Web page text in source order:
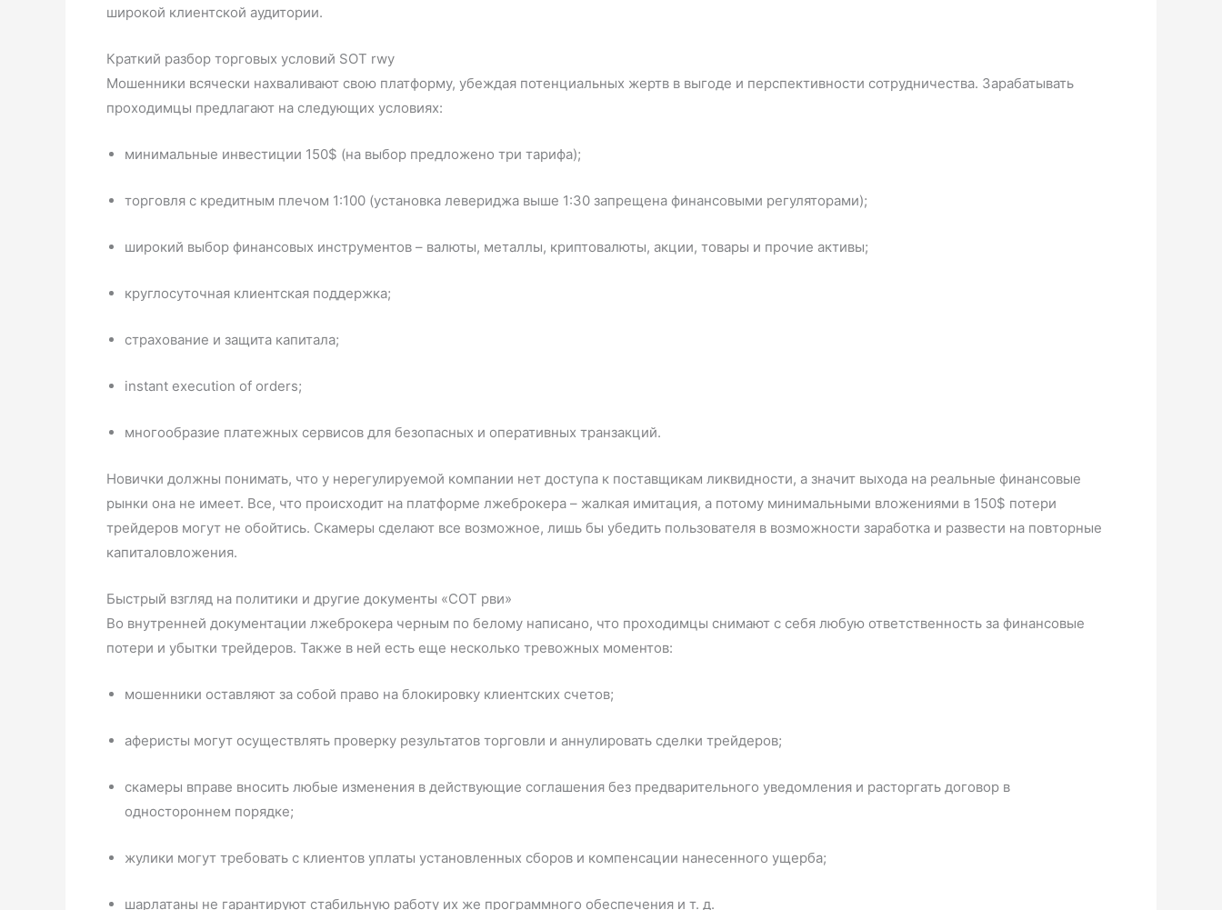
широкой клиентской аудитории.
Краткий разбор торговых условий SOT rwy
Мошенники всячески нахваливают свою платформу, убеждая потенциальных жертв в выгоде и перспективности сотрудничества. Зарабатывать
проходимцы предлагают на следующих условиях:
минимальные инвестиции 150$ (на выбор предложено три тарифа);
торговля с кредитным плечом 1:100 (установка левериджа выше 1:30 запрещена финансовыми регуляторами);
широкий выбор финансовых инструментов – валюты, металлы, криптовалюты, акции, товары и прочие активы;
круглосуточная клиентская поддержка;
страхование и защита капитала;
instant execution of orders;
многообразие платежных сервисов для безопасных и оперативных транзакций.
Новички должны понимать, что у нерегулируемой компании нет доступа к поставщикам ликвидности, а значит выхода на реальные финансовые
рынки она не имеет. Все, что происходит на платформе лжеброкера – жалкая имитация, а потому минимальными вложениями в 150$ потери
трейдеров могут не обойтись. Скамеры сделают все возможное, лишь бы убедить пользователя в возможности заработка и развести на повторные
капиталовложения.
Быстрый взгляд на политики и другие документы «СОТ рви»
Во внутренней документации лжеброкера черным по белому написано, что проходимцы снимают с себя любую ответственность за финансовые
потери и убытки трейдеров. Также в ней есть еще несколько тревожных моментов:
мошенники оставляют за собой право на блокировку клиентских счетов;
аферисты могут осуществлять проверку результатов торговли и аннулировать сделки трейдеров;
скамеры вправе вносить любые изменения в действующие соглашения без предварительного уведомления и расторгать договор в
одностороннем порядке;
жулики могут требовать с клиентов уплаты установленных сборов и компенсации нанесенного ущерба;
шарлатаны не гарантируют стабильную работу их же программного обеспечения и т. д.